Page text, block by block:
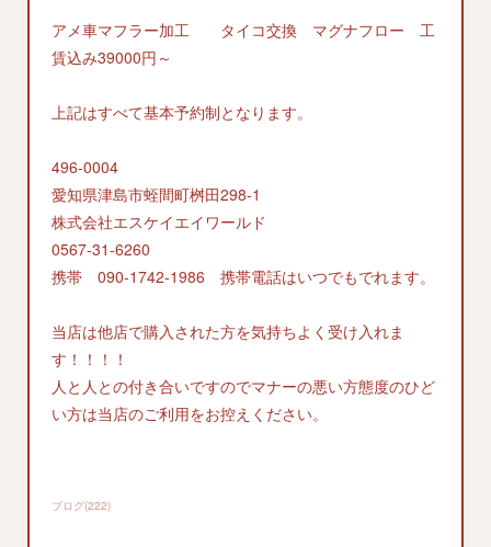
アメ車マフラー加工 タイコ交換 マグナフロー 工
賃込み39000円～
上記はすべて基本予約制となります。
496-0004
愛知県津島市蛭間町桝田298-1
株式会社エスケイエイワールド
0567-31-6260
携帯 090-1742-1986 携帯電話はいつでもでれます。
当店は他店で購入された方を気持ちよく受け入れま
す！！！！
人と人との付き合いですのでマナーの悪い方態度のひど
い方は当店のご利用をお控えください。
ブログ(222)